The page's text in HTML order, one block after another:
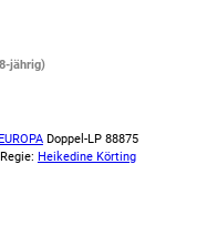
jährig)
Doppel-LP 88875
Heikedine Körting